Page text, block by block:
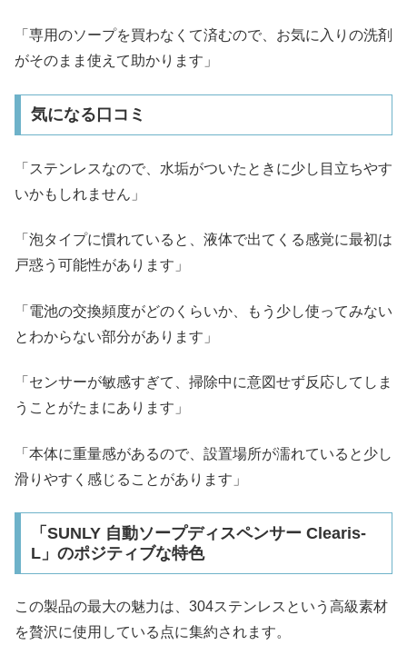
「専用のソープを買わなくて済むので、お気に入りの洗剤
がそのまま使えて助かります」
気になる口コミ
「ステンレスなので、水垢がついたときに少し目立ちやす
いかもしれません」
「泡タイプに慣れていると、液体で出てくる感覚に最初は
戸惑う可能性があります」
「電池の交換頻度がどのくらいか、もう少し使ってみない
とわからない部分があります」
「センサーが敏感すぎて、掃除中に意図せず反応してしま
うことがたまにあります」
「本体に重量感があるので、設置場所が濡れていると少し
滑りやすく感じることがあります」
「SUNLY 自動ソープディスペンサー Clearis-
L」のポジティブな特色
この製品の最大の魅力は、304ステンレスという高級素材
を贅沢に使用している点に集約されます。